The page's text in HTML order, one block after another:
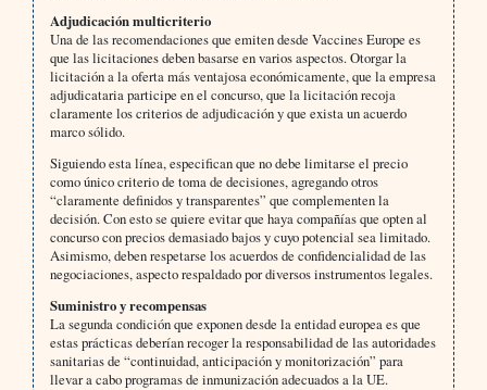
Adjudicación multicriterio
Una de las recomendaciones que emiten desde Vaccines Europe es
que las licitaciones deben basarse en varios aspectos. Otorgar la
licitación a la oferta más ventajosa económicamente, que la empresa
adjudicataria participe en el concurso, que la licitación recoja
claramente los criterios de adjudicación y que exista un acuerdo
marco sólido.
Siguiendo esta línea, especifican que no debe limitarse el precio
como único criterio de toma de decisiones, agregando otros
“claramente definidos y transparentes” que complementen la
decisión. Con esto se quiere evitar que haya compañías que opten al
concurso con precios demasiado bajos y cuyo potencial sea limitado.
Asimismo, deben respetarse los acuerdos de confidencialidad de las
negociaciones, aspecto respaldado por diversos instrumentos legales.
Suministro y recompensas
La segunda condición que exponen desde la entidad europea es que
estas prácticas deberían recoger la responsabilidad de las autoridades
sanitarias de “continuidad, anticipación y monitorización” para
llevar a cabo programas de inmunización adecuados a la UE.